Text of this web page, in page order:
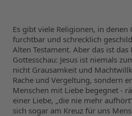
Es gibt viele Religionen, in denen
furchtbar und schrecklich
Alten Testament. Aber das ist das
Gottesschau: Jesus ist niemals
nicht Grausamkeit und
Rache und Vergeltung, sondern
Menschen mit Liebe begegnet -
einer Liebe, „die nie mehr
sich sogar am Kreuz für uns